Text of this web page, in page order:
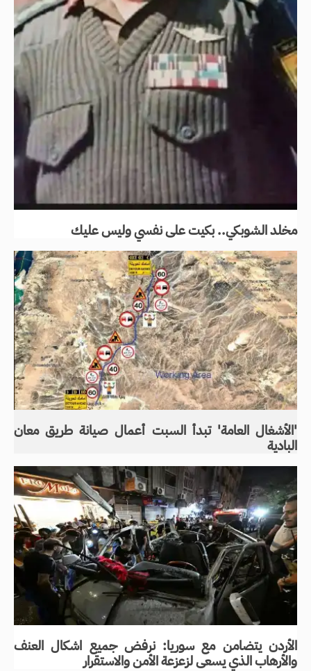
مخلد الشوبكي.. بكيت على نفسي وليس عليك
'الأشغال العامة' تبدأ السبت أعمال صيانة طريق معان
البادية
الأردن يتضامن مع سوريا: نرفض جميع اشكال العنف
والأرهاب الذي يسعى لزعزعة الأمن والاستقرار